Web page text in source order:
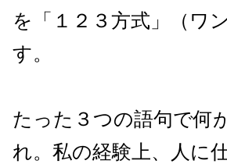
を「１２３方式」（ワ
す。
たった３つの語句で何
れ。私の経験上、人に